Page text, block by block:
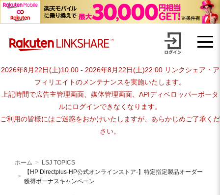
【HP Directplus-HP公式オンライ
ンストア-】特定指定製品オーダー
獲得ボーナスキャンペーン
2026年8月22日(土)10:00 - 2026年8月22日(土)22:00 リンクシェア・ア
フィリエイトのメンテナンスを実施いたします。
上記時間で広告主管理画面、媒体管理画面、APIディベロッパーポータ
ルにログインできなくなります。
ご利用の皆様にはご迷惑をおかけいたしますが、あらかじめご了承くだ
さい。
ホーム
LSJ TOPICS
【HP Directplus-HP公式オンラインストア-】特定指定製品オーダー
獲得ボーナスキャンペーン